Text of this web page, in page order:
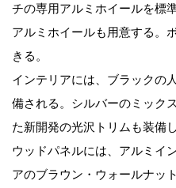
チの専用アルミホイールを標
アルミホイールも用意する。
きる。
インテリアには、ブラックの
備される。シルバーのミック
た新開発の光沢トリムも装備
ウッドパネルには、アルミイ
アのブラウン・ウォールナッ